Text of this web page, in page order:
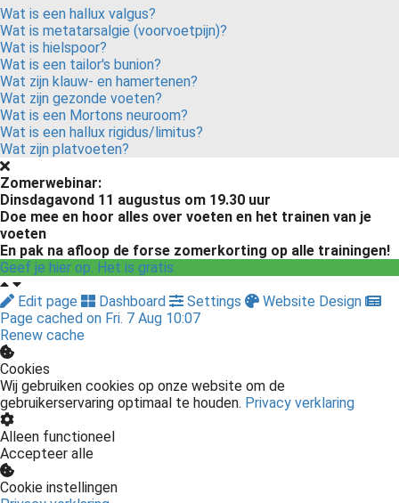
Wat is een hallux valgus?
Wat is metatarsalgie (voorvoetpijn)?
Wat is hielspoor?
Wat is een tailor's bunion?
Wat zijn klauw- en hamertenen?
Wat zijn gezonde voeten?
Wat is een Mortons neuroom?
Wat is een hallux rigidus/limitus?
Wat zijn platvoeten?
Zomerwebinar:
Dinsdagavond 11 augustus om 19.30 uur
Doe mee en hoor alles over voeten en het trainen van je
voeten
En pak na afloop de forse zomerkorting op alle trainingen!
Geef je hier op. Het is gratis
Edit page
Dashboard Settings
Website Design
Page cached on Fri. 7 Aug 10:07
Renew cache
Cookies
Wij gebruiken cookies op onze website om de
gebruikerservaring optimaal te houden. Privacy verklaring
Alleen functioneel
Accepteer alle
Cookie instellingen